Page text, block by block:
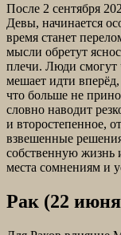
После 2 сентября
Девы, начинается
время станет
мысли обретут
плечи. Люди смогут
мешает идти
что больше не
словно наводит
и второстепенное,
взвешенные
собственную жизнь
места сомнениям и
Рак (22